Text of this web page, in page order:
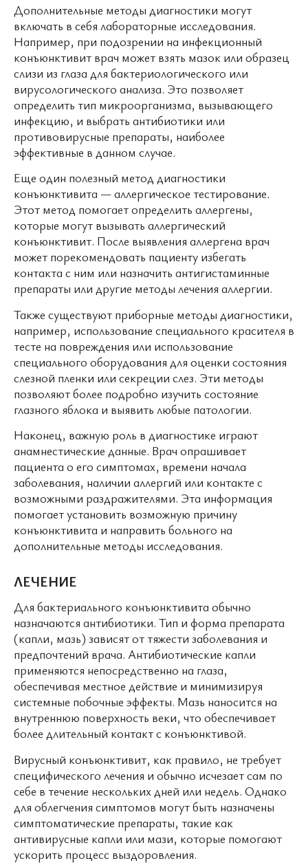
Дополнительные методы диагностики могут
включать в себя лабораторные исследования.
Например, при подозрении на инфекционный
конъюнктивит врач может взять мазок или образец
слизи из глаза для бактериологического или
вирусологического анализа. Это позволяет
определить тип микроорганизма, вызывающего
инфекцию, и выбрать антибиотики или
противовирусные препараты, наиболее
эффективные в данном случае.
Еще один полезный метод диагностики
конъюнктивита — аллергическое тестирование.
Этот метод помогает определить аллергены,
которые могут вызывать аллергический
конъюнктивит. После выявления аллергена врач
может порекомендовать пациенту избегать
контакта с ним или назначить антигистаминные
препараты или другие методы лечения аллергии.
Также существуют приборные методы диагностики,
например, использование специального красителя в
тесте на повреждения или использование
специального оборудования для оценки состояния
слезной пленки или секреции слез. Эти методы
позволяют более подробно изучить состояние
глазного яблока и выявить любые патологии.
Наконец, важную роль в диагностике играют
анамнестические данные. Врач опрашивает
пациента о его симптомах, времени начала
заболевания, наличии аллергий или контакте с
возможными раздражителями. Эта информация
помогает установить возможную причину
конъюнктивита и направить больного на
дополнительные методы исследования.
ЛЕЧЕНИЕ
Для бактериального конъюнктивита обычно
назначаются антибиотики. Тип и форма препарата
(капли, мазь) зависят от тяжести заболевания и
предпочтений врача. Антибиотические капли
применяются непосредственно на глаза,
обеспечивая местное действие и минимизируя
системные побочные эффекты. Мазь наносится на
внутреннюю поверхность веки, что обеспечивает
более длительный контакт с конъюнктивой.
Вирусный конъюнктивит, как правило, не требует
специфического лечения и обычно исчезает сам по
себе в течение нескольких дней или недель. Однако
для облегчения симптомов могут быть назначены
симптоматические препараты, такие как
антивирусные капли или мази, которые помогают
ускорить процесс выздоровления.